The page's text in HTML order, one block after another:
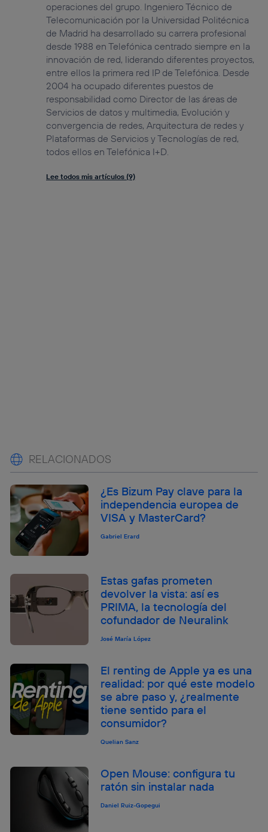
operaciones del grupo. Ingeniero Técnico de
Telecomunicación por la Universidad Politécnica
de Madrid ha desarrollado su carrera profesional
desde 1988 en Telefónica centrado siempre en la
innovación de red, liderando diferentes proyectos,
entre ellos la primera red IP de Telefónica. Desde
2004 ha ocupado diferentes puestos de
responsabilidad como Director de las áreas de
Servicios de datos y multimedia, Evolución y
convergencia de redes, Arquitectura de redes y
Plataformas de Servicios y Tecnologías de red,
todos ellos en Telefónica I+D.
Lee todos mis artículos (9)
RELACIONADOS
¿Es Bizum Pay clave para la
independencia europea de
VISA y MasterCard?
Gabriel Erard
Estas gafas prometen
devolver la vista: así es
PRIMA, la tecnología del
cofundador de Neuralink
José María López
El renting de Apple ya es una
realidad: por qué este modelo
se abre paso y, ¿realmente
tiene sentido para el
consumidor?
Quelian Sanz
Open Mouse: configura tu
ratón sin instalar nada
Daniel Ruiz-Gopegui